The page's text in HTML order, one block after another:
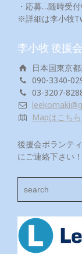
・応募…随時受付
※詳細は李小牧
李小牧 後援
日本国東京
090-3340-
03-3207-
Mapはこちら
後援会ボランテ
にご連絡下さい！